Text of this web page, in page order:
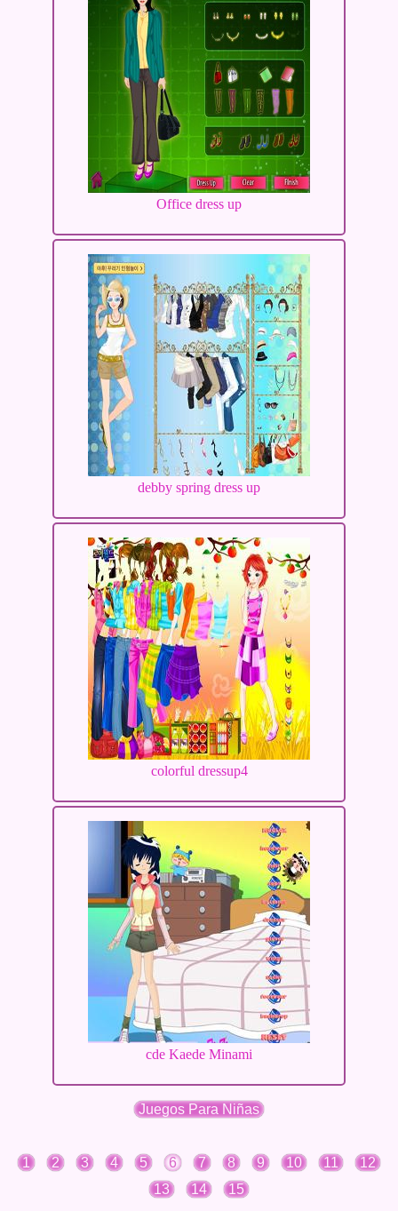
Office dress up
debby spring dress up
colorful dressup4
cde Kaede Minami
Juegos Para Niñas
1 2 3 4 5 6 7 8 9 10 11
12
13
14 15